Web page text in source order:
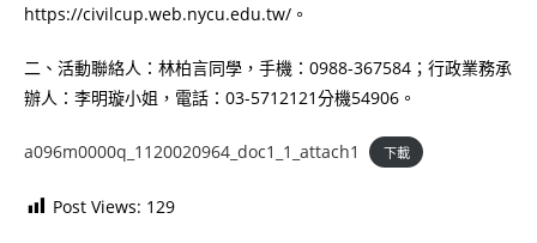
https://civilcup.web.nycu.edu.tw/。
二、活動聯絡人：林柏言同學，手機：0988-367584；行政業務承
辦人：李明璇小姐，電話：03-5712121分機54906。
a096m0000q_1120020964_doc1_1_attach1 下載
Post Views: 129